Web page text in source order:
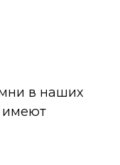
в наших
имеют